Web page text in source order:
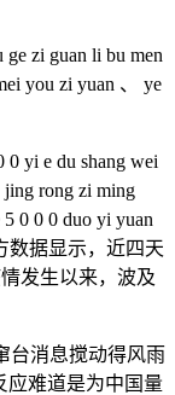
zi guan li bu men
you zi yuan 、 ye
yi e du shang wei
jing rong zi ming
0 0 0 duo yi yuan
数据显示，近四天
发生以来， 波及
消息搅动得风雨
应难道是为中国量